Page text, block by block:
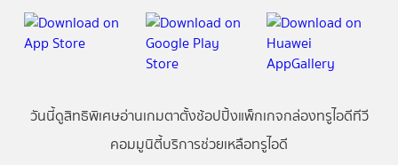
วันนี้ดูสิทธิพิเศษอ่านเกมตาตั้งช้อปปิ้งแพ็กเกจกล่องทรูไอดีทีวี
คอมมูนิตี้บริการช่วยเหลือทรูไอดี